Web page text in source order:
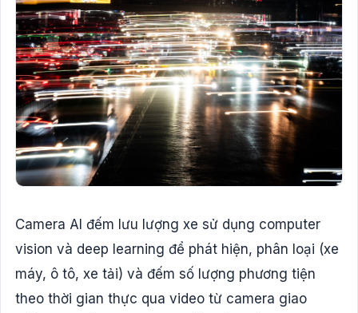
Camera AI đếm lưu lượng xe sử dụng computer
vision và deep learning để phát hiện, phân loại (xe
máy, ô tô, xe tải) và đếm số lượng phương tiện
theo thời gian thực qua video từ camera giao